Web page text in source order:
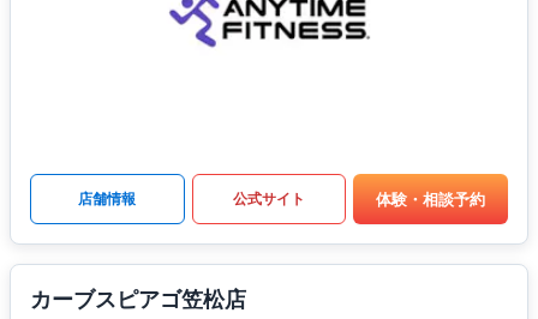
店舗情報 公式サイト 体験・相談予約
カーブスピアゴ笠松店